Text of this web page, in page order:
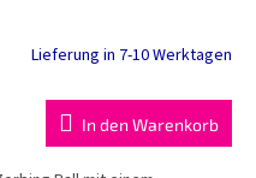
Lieferung in 7-10 Werktagen
In den Warenkorb